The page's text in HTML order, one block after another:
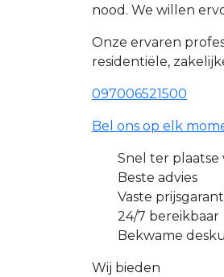
nood. We willen
Onze ervaren
residentiële,
097006521500
Bel ons op elk
Snel ter plaatse
Beste advies
Vaste
24/7 bereikbaar
Bekwame
Wij bieden